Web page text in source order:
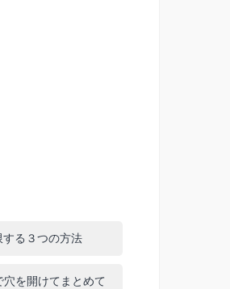
る３つの方法
を開けてまとめて